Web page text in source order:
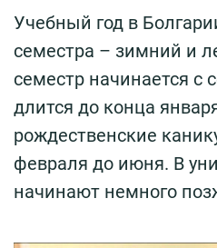
Учебный год в
семестра – зимний и
семестр начинается с
длится до конца
рождественские
февраля до июня. В
начинают немного